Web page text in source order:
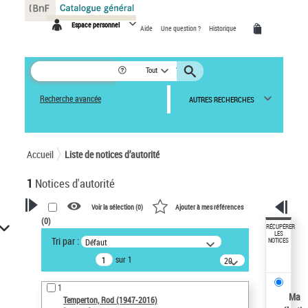
Espace personnel Aide Une question ? Historique
Tout
Recherche avancée AUTRES RECHERCHES
Accueil Liste de notices d’autorité
1 Notices d'autorité
VOTRE RECHERCHE
Recherche avancée dans les
notices d’autorité
Œuvres liées à l'auteur :
Temperton, Rod (1947-2016)
Voir la sélection (0) Ajouter à mes références
(0)
Tri par : Défaut
sur 1
20
résultats/page
1
Temperton, Rod (1947-2016)
RÉCUPÉRER
LES
NOTICES
Ma
Panneau de gestion des cookies